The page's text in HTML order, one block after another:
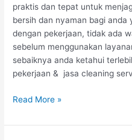
praktis dan tepat untuk
bersih dan nyaman bagi
dengan pekerjaan, tidak ada
sebelum menggunakan
sebaiknya anda ketahui
pekerjaan & jasa cleaning
Read More »